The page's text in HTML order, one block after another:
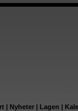
| Nyheter | Lagen |